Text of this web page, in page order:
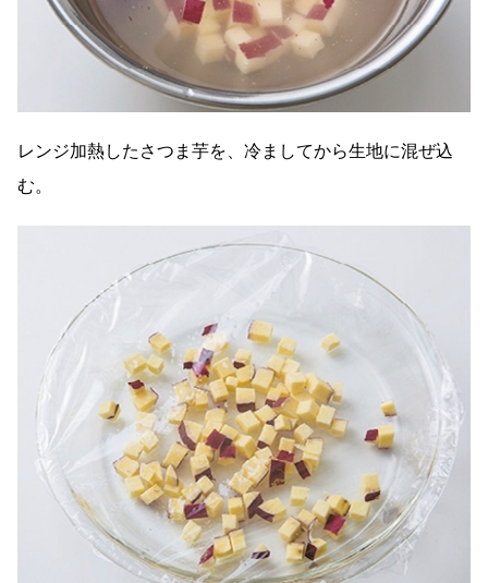
レンジ加熱したさつま芋を、冷ましてから生地に混ぜ込
む。